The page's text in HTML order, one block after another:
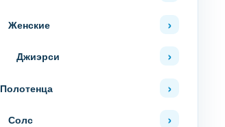
Женские
Джиэрси
Полотенца
Солс